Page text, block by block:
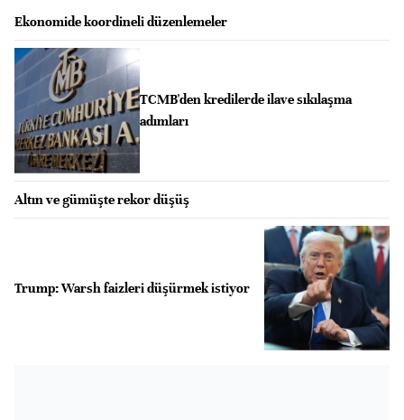
Ekonomide koordineli düzenlemeler
TCMB'den kredilerde ilave sıkılaşma
adımları
Altın ve gümüşte rekor düşüş
Trump: Warsh faizleri düşürmek istiyor